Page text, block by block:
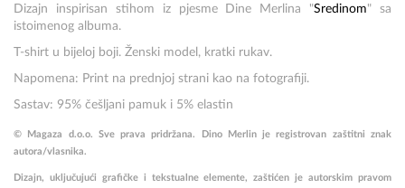
Dizajn inspirisan stihom iz pjesme Dine Merlina "Sredinom" sa
istoimenog albuma.
T-shirt u bijeloj boji. Ženski model, kratki rukav.
Napomena: Print na prednjoj strani kao na fotografiji.
Sastav: 95% češljani pamuk i 5% elastin
© Magaza d.o.o. Sve prava pridržana. Dino Merlin je registrovan zaštitni znak
autora/vlasnika.
Dizajn, uključujući grafičke i tekstualne elemente, zaštićen je autorskim pravom